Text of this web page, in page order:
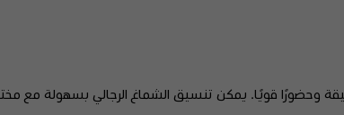
إطلالة أنيقة وحضورًا قويًا. يمكن تنسيق الشماغ الرجالي بسهولة